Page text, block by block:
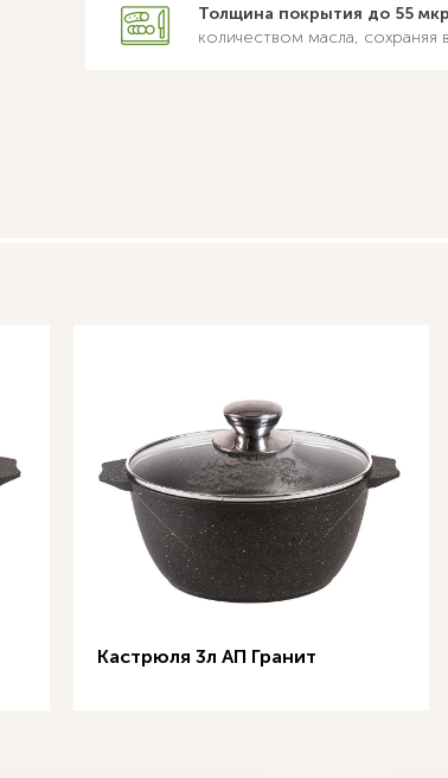
Толщина покрытия до 55
количеством масла,
Кастрюля 3л АП Гранит